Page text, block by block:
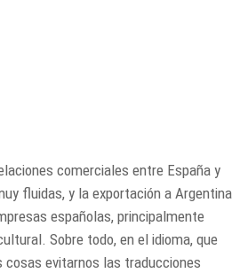
comerciales entre España y
fluidas, y la exportación a Argentina
españolas, principalmente
Sobre todo, en el idioma, que
evitarnos las traducciones